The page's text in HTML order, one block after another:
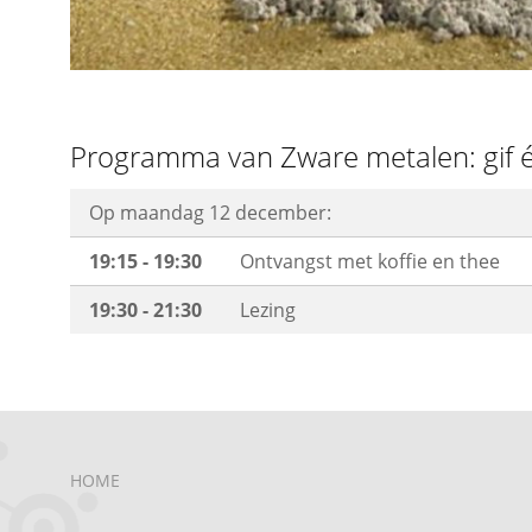
Programma van Zware metalen: gif
Op maandag 12 december:
19:15 - 19:30
Ontvangst met koffie en thee
19:30 - 21:30
Lezing
HOME